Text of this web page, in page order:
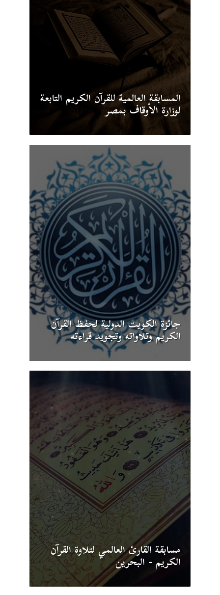
مسابقة القارئ العالمي لتلاوة القرآن
الكريم - البحرين
جائزة الكويت الدولية لحفظ القرآن
الكريم وتلاواته وتجويد قراءته
المسابقة العالمية للقرآن الكريم التابعة
لوزارة الأوقاف بمصر